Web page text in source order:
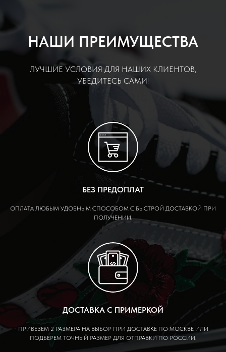
НАШИ ПРЕИМУЩЕСТВА
ЛУЧШИЕ УСЛОВИЯ ДЛЯ НАШИХ КЛИЕНТОВ,
УБЕДИТЕСЬ САМИ!
БЕЗ ПРЕДОПЛАТ
ОПЛАТА ЛЮБЫМ УДОБНЫМ СПОСОБОМ С БЫСТРОЙ ДОСТАВКОЙ ПРИ
ПОЛУЧЕНИИ.
ДОСТАВКА С ПРИМЕРКОЙ
ПРИВЕЗЕМ 2 РАЗМЕРА НА ВЫБОР ПРИ ДОСТАВКЕ ПО МОСКВЕ ИЛИ
ПОДБЕРЕМ ТОЧНЫЙ РАЗМЕР ДЛЯ ОТПРАВКИ ПО РОССИИ.